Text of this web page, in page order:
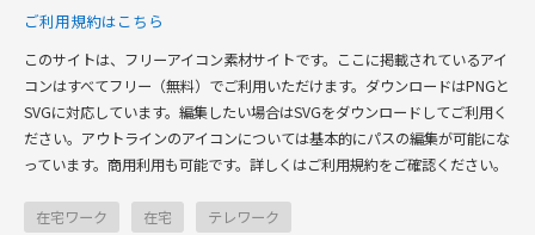
ご利用規約はこちら
このサイトは、フリーアイコン素材サイトです。ここに掲載されているアイ
コンはすべてフリー（無料）でご利用いただけます。ダウンロードはPNGと
SVGに対応しています。編集したい場合はSVGをダウンロードしてご利用く
ださい。アウトラインのアイコンについては基本的にパスの編集が可能にな
っています。商用利用も可能です。詳しくはご利用規約をご確認ください。
在宅ワーク 在宅 テレワーク